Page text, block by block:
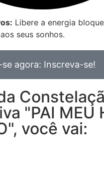
Libere a energia
seus sonhos.
agora: Inscreva-se!
"PAI MEU
você vai: